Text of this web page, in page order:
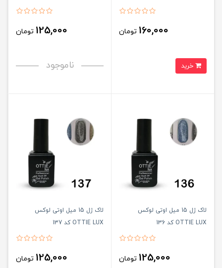
160,000 تومان 125,000 تومان
ناموجود
لاک ژل 15 میل اوتی لوکس
OTTIE LUX کد 136
125,000 تومان
لاک ژل 15 میل اوتی لوکس
OTTIE LUX کد 137
125,000 تومان